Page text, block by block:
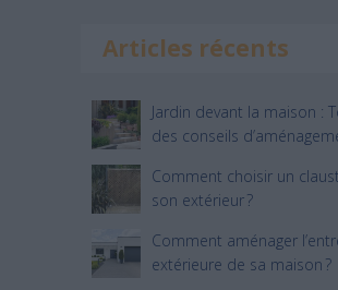
Articles récents
Jardin devant la maison :
des conseils
Comment choisir un
son extérieur ?
Comment aménager
extérieure de sa maison ?